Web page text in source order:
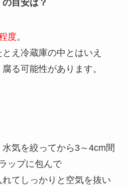
目安は？
度。
え冷蔵庫の中とはいえ
る可能性があります。
気を絞ってから3～4cm間
ップに包んで
てしっかりと空気を抜い